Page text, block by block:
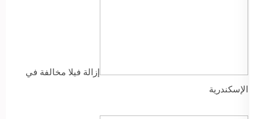
إزالة فيلا مخالفة في
الإسكندرية